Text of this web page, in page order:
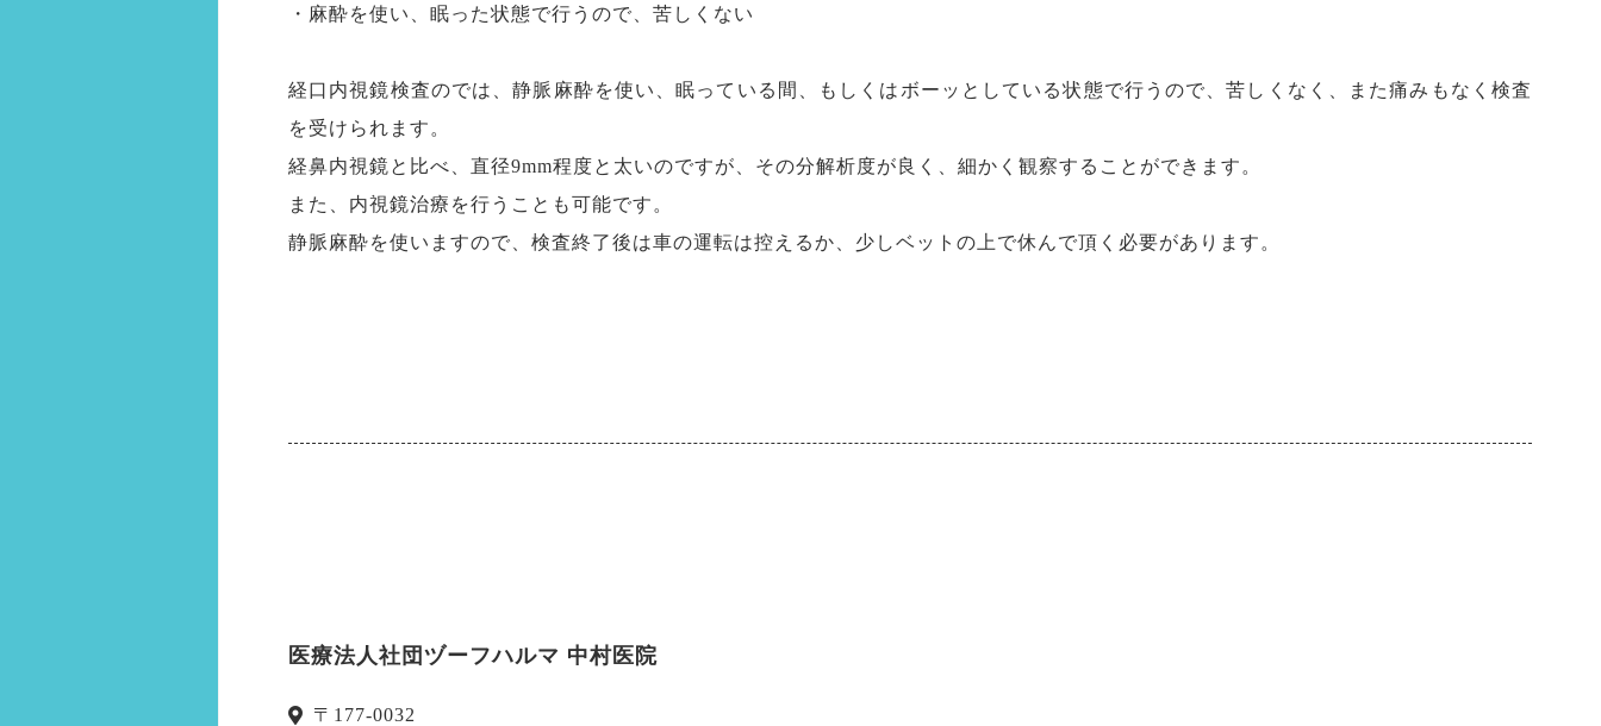
・麻酔を使い、眠った状態で行うので、苦しくない
経口内視鏡検査のでは、静脈麻酔を使い、眠っている間、もしくはボーッとしている状態で行うので、苦しくなく、また痛みもなく検査
を受けられます。
経鼻内視鏡と比べ、直径9mm程度と太いのですが、その分解析度が良く、細かく観察することができます。
また、内視鏡治療を行うことも可能です。
静脈麻酔を使いますので、検査終了後は車の運転は控えるか、少しベットの上で休んで頂く必要があります。
医療法人社団ヅーフハルマ 中村医院
〒 177-0032